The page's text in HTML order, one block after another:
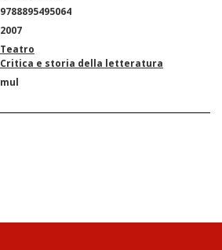
9788895495064
2007
Teatro
Critica e storia della letteratura
mul